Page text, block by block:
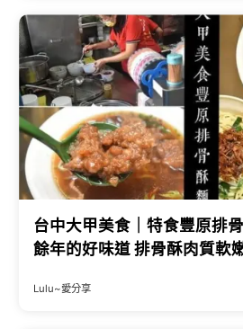
台中大甲美食｜特食豐原排
餘年的好味道 排骨酥肉質軟嫩
FashionGuide 華人時尚專業
Lulu~愛分享